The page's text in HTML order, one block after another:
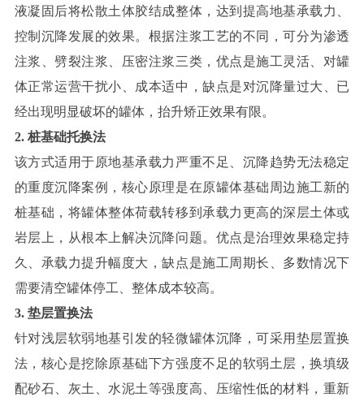
液凝固后将松散土体胶结成整体，达到提高地基承载力、
控制沉降发展的效果。根据注浆工艺的不同，可分为渗透
注浆、劈裂注浆、压密注浆三类，优点是施工灵活、对罐
体正常运营干扰小、成本适中，缺点是对沉降量过大、已
经出现明显破坏的罐体，抬升矫正效果有限。
2. 桩基础托换法
该方式适用于原地基承载力严重不足、沉降趋势无法稳定
的重度沉降案例，核心原理是在原罐体基础周边施工新的
桩基础，将罐体整体荷载转移到承载力更高的深层土体或
岩层上，从根本上解决沉降问题。优点是治理效果稳定持
久、承载力提升幅度大，缺点是施工周期长、多数情况下
需要清空罐体停工、整体成本较高。
3. 垫层置换法
针对浅层软弱地基引发的轻微罐体沉降，可采用垫层置换
法，核心是挖除原基础下方强度不足的软弱土层，换填级
配砂石、灰土、水泥土等强度高、压缩性低的材料，重新